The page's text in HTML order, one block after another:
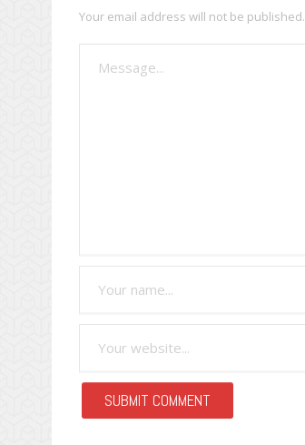
Your email address will not be published.